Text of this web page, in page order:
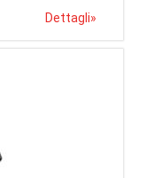
Dettagli»